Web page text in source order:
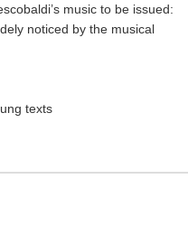
music to be issued:
noticed by the musical
texts